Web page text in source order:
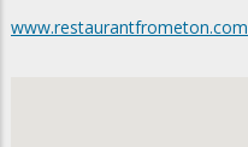
www.restaurantfrometon.com